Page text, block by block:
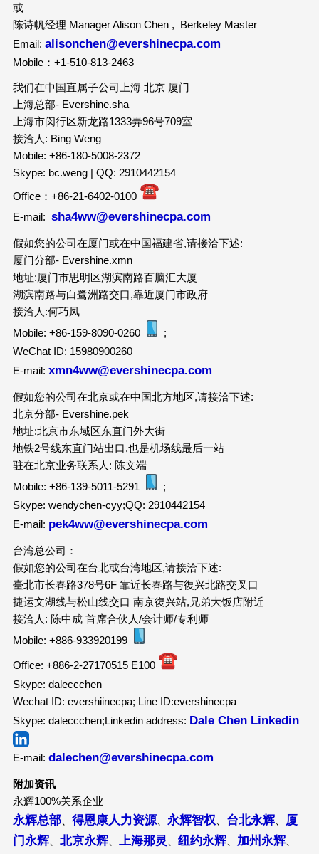
或
陈诗帆经理 Manager Alison Chen , Berkeley Master
Email: alisonchen@evershinecpa.com
Mobile：+1-510-813-2463
我们在中国直属子公司上海 北京 厦门
上海总部- Evershine.sha
上海市闵行区新龙路1333弄96号709室
接洽人: Bing Weng
Mobile: +86-180-5008-2372
Skype: bc.weng | QQ: 2910442154
Office：+86-21-6402-0100
E-mail: sha4ww@evershinecpa.com
假如您的公司在厦门或在中国福建省,请接洽下述:
厦门分部- Evershine.xmn
地址:厦门市思明区湖滨南路百脑汇大厦
湖滨南路与白鹭洲路交口,靠近厦门市政府
接洽人:何巧凤
Mobile: +86-159-8090-0260
;
WeChat ID: 15980900260
E-mail: xmn4ww@evershinecpa.com
假如您的公司在北京或在中国北方地区,请接洽下述:
北京分部- Evershine.pek
地址:北京市东域区东直门外大街
地铁2号线东直门站出口,也是机场线最后一站
驻在北京业务联系人: 陈文端
Mobile: +86-139-5011-5291
;
Skype: wendychen-cyy;QQ: 2910442154
E-mail: pek4ww@evershinecpa.com
台湾总公司：
假如您的公司在台北或台湾地区,请接洽下述:
臺北市长春路378号6F 靠近长春路与復兴北路交叉口
捷运文湖线与松山线交口 南京復兴站,兄弟大饭店附近
接洽人: 陈中成 首席合伙人/会计师/专利师
Mobile: +886-933920199
Office: +886-2-27170515 E100
Skype: daleccchen
Wechat ID: evershiinecpa; Line ID:evershinecpa
Skype: daleccchen;Linkedin address: Dale Chen Linkedin
E-mail: dalechen@evershinecpa.com
附加资讯
永辉100%关系企业
永辉总部、 得恩康人力资源、 永辉智权 台北永辉、
厦
门永辉、 北京永辉、 上海那灵 纽约永辉、 加州永辉、